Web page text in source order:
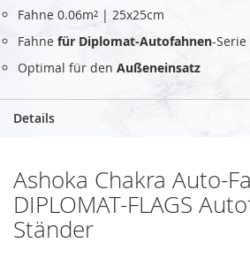
Fahne 0.06m² | 25x25cm
Fahne für Diplomat-Autofahnen-
Optimal für den Außeneinsatz
Details
Ashoka Chakra Auto-
DIPLOMAT-FLAGS
Ständer